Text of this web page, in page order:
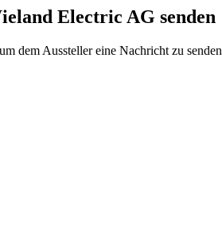
Electric AG senden
dem Aussteller eine Nachricht zu